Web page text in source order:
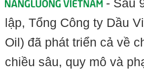
- Sau
lập, Tổng Công ty Dầu
Oil) đã phát triển cả về
chiều sâu, quy mô và